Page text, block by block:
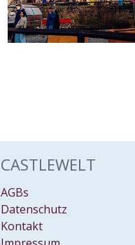
CASTLEWELT
AGBs
Datenschutz
Kontakt